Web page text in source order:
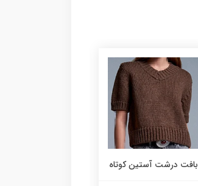
بافت درشت آستین کوتاه